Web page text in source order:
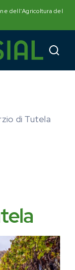
dell'Agricoltura del
di Tutela